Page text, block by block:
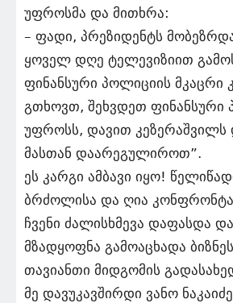
უფროსმა და მითხრა:
– ფადი, პრეზიდენტს
ყოველ დღე ტელევიზიით
ფინანსური პოლიციის მკაცრი
გთხოვთ, შეხვდეთ ფინანსური
უფროსს, დავით კეზერაშვილს
მასთან დაარეგულიროთ”.
ეს კარგი ამბავი იყო!
ბრძოლისა და ღია
ჩვენი ძალისხმევა დაფასდა
მზადყოფნა გამოაცხადა
თავიანთი მიდგომის
მე დავუკავშირდი ვანო